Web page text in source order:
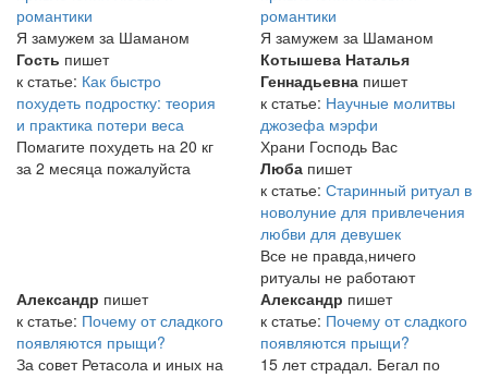
романтики
Я замужем за Шаманом
романтики
Я замужем за Шаманом
Гость пишет
к статье: Как быстро
похудеть подростку: теория
и практика потери веса
Помагите похудеть на 20 кг
за 2 месяца пожалуйста
Котышева Наталья
Геннадьевна пишет
к статье: Научные молитвы
джозефа мэрфи
Храни Господь Вас
Люба пишет
к статье: Старинный ритуал в
новолуние для привлечения
любви для девушек
Все не правда,ничего
ритуалы не работают
Александр пишет
к статье: Почему от сладкого
появляются прыщи?
За совет Ретасола и иных на
Александр пишет
к статье: Почему от сладкого
появляются прыщи?
15 лет страдал. Бегал по